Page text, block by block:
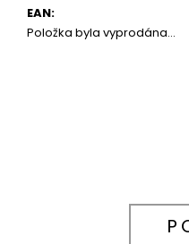
EAN:
Položka byla vyprodána…
GABA,
L-
THEANIN,